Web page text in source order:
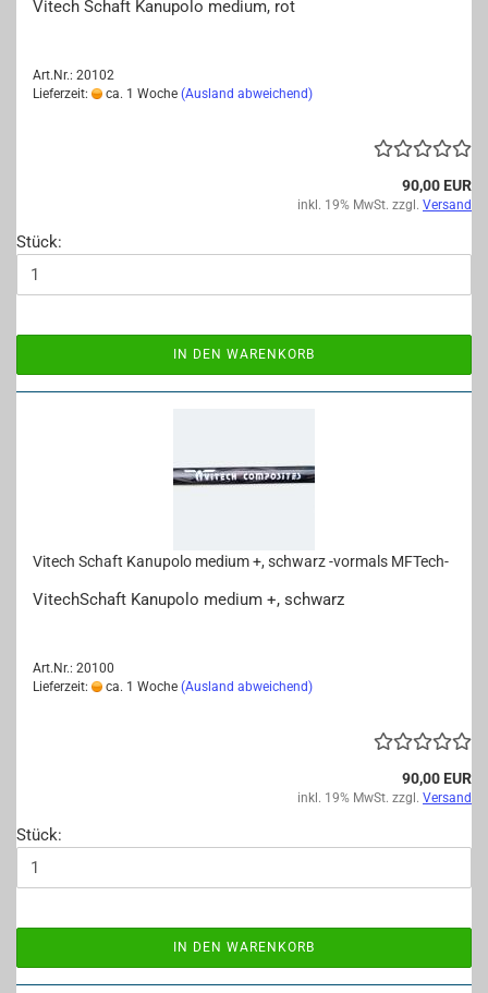
Vi­tech Schaft Ka­nu­po­lo me­di­um, rot
Art.Nr.: 20102
Lieferzeit:
ca. 1 Woche (Ausland abweichend)
90,00 EUR
inkl. 19% MwSt. zzgl. Versand
Stück:
IN DEN WARENKORB
Vi­tech Schaft Ka­nu­po­lo me­di­um +, schwarz -​vor­mals MFTech-​​
Vi­tech­Schaft Ka­nu­po­lo me­di­um +, schwarz
Art.Nr.: 20100
Lieferzeit:
ca. 1 Woche (Ausland abweichend)
90,00 EUR
inkl. 19% MwSt. zzgl. Versand
Stück:
IN DEN WARENKORB